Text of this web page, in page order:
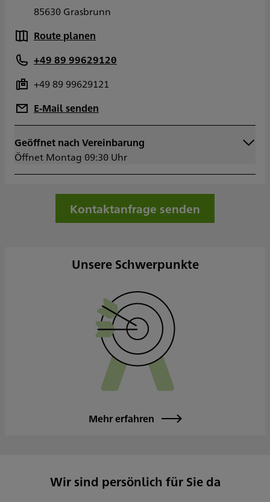
85630 Grasbrunn
Route planen
+49 89 99629120
+49 89 99629121
E-Mail senden
Geöffnet nach Vereinbarung
Öffnet Montag 09:30 Uhr
Montag
Dienstag
Mittwoch
09:30 - 14:30
Kontaktanfrage senden
Unsere Schwerpunkte
Mehr erfahren
Wir sind persönlich für Sie da